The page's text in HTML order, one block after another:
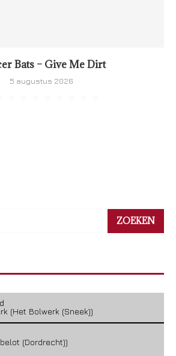
Bats – Give Me Dirt
5 augustus 2026
ZOEKEN
(Het Bolwerk (Sneek))
(Dordrecht))